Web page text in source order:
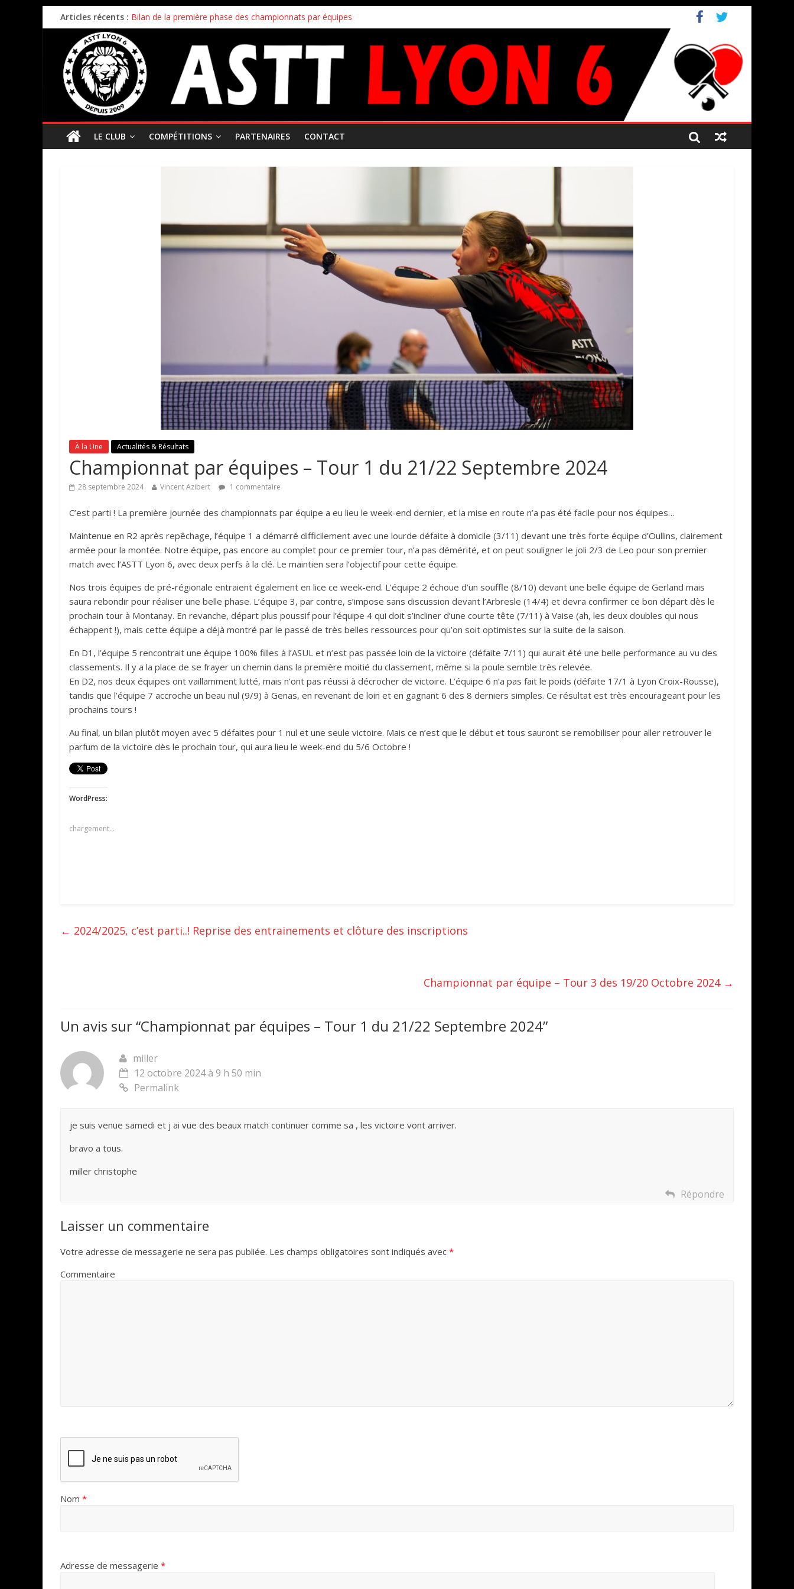
Articles récents : Bilan de la première phase des championnats par équipes
Bilan de fin de saison pour nos équipes
Inscriptions 2026/2027 – c’est parti !
Stage enfants été 2026 – ouvertures inscriptions aux joueurs non licenciés au club
Championnat par équipes – 21/22 Mars 2026
LE CLUB COMPÉTITIONS PARTENAIRES CONTACT
À la Une Actualités & Résultats
Championnat par équipes – Tour 1 du 21/22 Septembre 2024
28 septembre 2024 Vincent Azibert 1 commentaire
C’est parti ! La première journée des championnats par équipe a eu lieu le week-end dernier, et la mise en route n’a pas été facile pour nos équipes…
Maintenue en R2 après repêchage, l’équipe 1 a démarré difficilement avec une lourde défaite à domicile (3/11) devant une très forte équipe d’Oullins, clairement
armée pour la montée. Notre équipe, pas encore au complet pour ce premier tour, n’a pas démérité, et on peut souligner le joli 2/3 de Leo pour son premier
match avec l’ASTT Lyon 6, avec deux perfs à la clé. Le maintien sera l’objectif pour cette équipe.
Nos trois équipes de pré-régionale entraient également en lice ce week-end. L’équipe 2 échoue d’un souffle (8/10) devant une belle équipe de Gerland mais
saura rebondir pour réaliser une belle phase. L’équipe 3, par contre, s’impose sans discussion devant l’Arbresle (14/4) et devra confirmer ce bon départ dès le
prochain tour à Montanay. En revanche, départ plus poussif pour l’équipe 4 qui doit s’incliner d’une courte tête (7/11) à Vaise (ah, les deux doubles qui nous
échappent !), mais cette équipe a déjà montré par le passé de très belles ressources pour qu’on soit optimistes sur la suite de la saison.
En D1, l’équipe 5 rencontrait une équipe 100% filles à l’ASUL et n’est pas passée loin de la victoire (défaite 7/11) qui aurait été une belle performance au vu des
classements. Il y a la place de se frayer un chemin dans la première moitié du classement, même si la poule semble très relevée.
En D2, nos deux équipes ont vaillamment lutté, mais n’ont pas réussi à décrocher de victoire. L’équipe 6 n’a pas fait le poids (défaite 17/1 à Lyon Croix-Rousse),
tandis que l’équipe 7 accroche un beau nul (9/9) à Genas, en revenant de loin et en gagnant 6 des 8 derniers simples. Ce résultat est très encourageant pour les
prochains tours !
Au final, un bilan plutôt moyen avec 5 défaites pour 1 nul et une seule victoire. Mais ce n’est que le début et tous sauront se remobiliser pour aller retrouver le
parfum de la victoire dès le prochain tour, qui aura lieu le week-end du 5/6 Octobre !
WordPress:
chargement…
← 2024/2025, c’est parti..! Reprise des entrainements et clôture des inscriptions
Championnat par équipe – Tour 3 des 19/20 Octobre 2024 →
Un avis sur “Championnat par équipes – Tour 1 du 21/22 Septembre 2024”
miller
12 octobre 2024 à 9 h 50 min
Permalink
je suis venue samedi et j ai vue des beaux match continuer comme sa , les victoire vont arriver.
bravo a tous.
miller christophe
Répondre
Laisser un commentaire
Votre adresse de messagerie ne sera pas publiée. Les champs obligatoires sont indiqués avec *
Commentaire
Nom *
Adresse de messagerie *